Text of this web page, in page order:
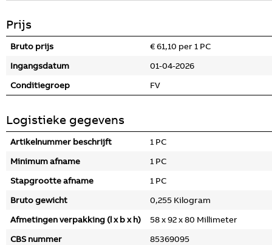
Prijs
Bruto prijs
€ 61,10 per 1 PC
Ingangsdatum
01-04-2026
Conditiegroep
FV
Logistieke gegevens
Artikelnummer beschrijft
1 PC
Minimum afname
1 PC
Stapgrootte afname
1 PC
Bruto gewicht
0,255 Kilogram
Afmetingen verpakking (l x b x h)
58 x 92 x 80 Millimeter
CBS nummer
85369095